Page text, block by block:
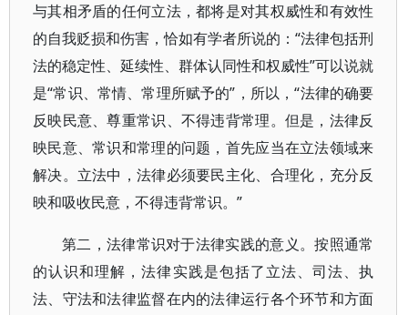
与其相矛盾的任何立法，都将是对其权威性和有效性
的自我贬损和伤害，恰如有学者所说的：“法律包括刑
法的稳定性、延续性、群体认同性和权威性”可以说就
是“常识、常情、常理所赋予的”，所以，“法律的确要
反映民意、尊重常识、不得违背常理。但是，法律反
映民意、常识和常理的问题，首先应当在立法领域来
解决。立法中，法律必须要民主化、合理化，充分反
映和吸收民意，不得违背常识。”
第二，法律常识对于法律实践的意义。按照通常
的认识和理解，法律实践是包括了立法、司法、执
法、守法和法律监督在内的法律运行各个环节和方面